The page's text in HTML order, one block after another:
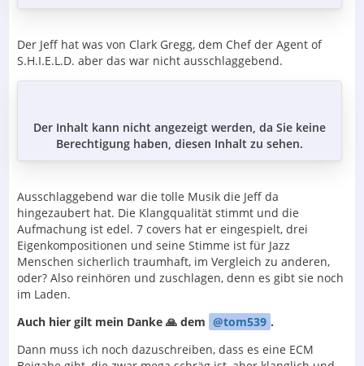
Der Jeff hat was von Clark Gregg, dem Chef der Agent of
S.H.I.E.L.D. aber das war nicht ausschlaggebend.
Der Inhalt kann nicht angezeigt werden, da Sie keine
Berechtigung haben, diesen Inhalt zu sehen.
Ausschlaggebend war die tolle Musik die Jeff da
hingezaubert hat. Die Klangqualität stimmt und die
Aufmachung ist edel. 7 covers hat er eingespielt, drei
Eigenkompositionen und seine Stimme ist für Jazz
Menschen sicherlich traumhaft, im Vergleich zu anderen,
oder? Also reinhören und zuschlagen, denn es gibt sie noch
im Laden.
Auch hier gilt mein Danke 🙏 dem
tom539 .
Dann muss ich noch dazuschreiben, dass es eine ECM